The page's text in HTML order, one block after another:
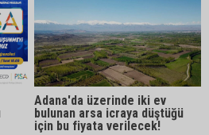
Adana'da üzerinde iki ev
bulunan arsa icraya düştüğü
için bu fiyata verilecek!